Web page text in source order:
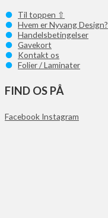
Til toppen ⇧
Hvem er Nyvang Design?
Handelsbetingelser
Gavekort
Kontakt os
Folier / Laminater
FIND OS PÅ
Facebook Instagram